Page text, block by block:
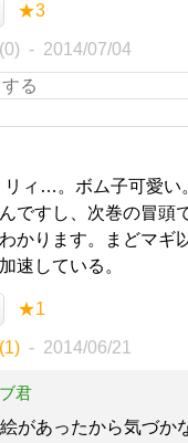
★3
2014/07/04
リィ…。ボム子可愛い
ですし、次巻の冒頭
かります。まどマギ
速している。
★1
2014/06/21
君
があったから気づか